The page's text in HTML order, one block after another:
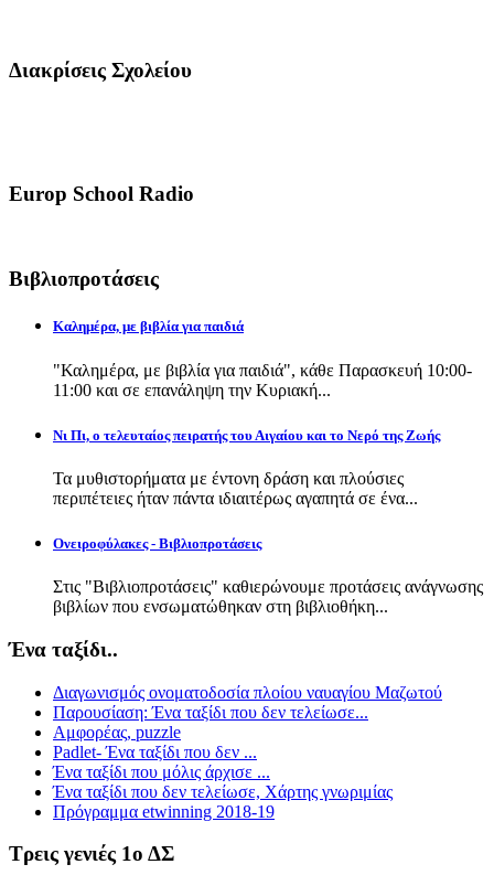
Διακρίσεις Σχολείου
Europ School Radio
Βιβλιοπροτάσεις
Καλημέρα, με βιβλία για παιδιά
"Καλημέρα, με βιβλία για παιδιά", κάθε Παρασκευή 10:00-
11:00 και σε επανάληψη την Κυριακή...
Νι Πι, ο τελευταίος πειρατής του Αιγαίου και το Νερό της Ζωής
Τα μυθιστορήματα με έντονη δράση και πλούσιες
περιπέτειες ήταν πάντα ιδιαιτέρως αγαπητά σε ένα...
Ονειροφύλακες - Βιβλιοπροτάσεις
Στις "Βιβλιοπροτάσεις" καθιερώνουμε προτάσεις ανάγνωσης
βιβλίων που ενσωματώθηκαν στη βιβλιοθήκη...
Ένα ταξίδι..
Διαγωνισμός ονοματοδοσία πλοίου ναυαγίου Μαζωτού
Παρουσίαση: Ένα ταξίδι που δεν τελείωσε...
Αμφορέας, puzzle
Padlet- Ένα ταξίδι που δεν ...
Ένα ταξίδι που μόλις άρχισε ...
Ένα ταξίδι που δεν τελείωσε, Χάρτης γνωριμίας
Πρόγραμμα etwinning 2018-19
Τρεις γενιές 1ο ΔΣ